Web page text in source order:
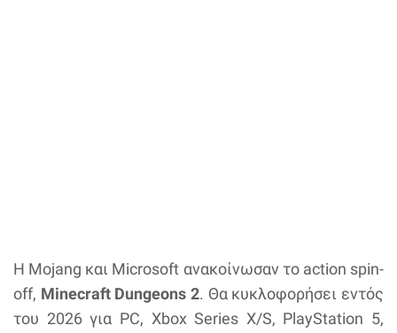
Η Mojang και Microsoft ανακοίνωσαν το action spin-
off, Minecraft Dungeons 2. Θα κυκλοφορήσει εντός
του 2026 για PC, Xbox Series X/S, PlayStation 5,